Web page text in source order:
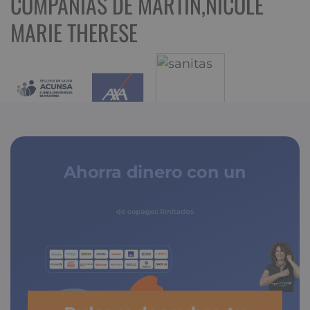
MARIE THERESE
Ahorra dinero con un
de copagos limitados